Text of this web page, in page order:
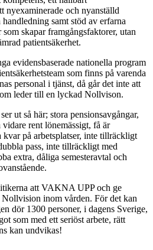
nyexaminerade och nyanställd
samt stöd av erfarna
skapar framgångsfaktorer, utan
patientsäkerhet.
evidensbaserade nationella program
som finns på varenda
personal i tjänst, då går det inte att
leder till en lyckad Nollvison.
ut så här; stora pensionsavgångar,
rent lönemässigt, få är
på arbetsplatser, inte tillräckligt
pass, inte tillräckligt med
extra, dåliga semesteravtal och
att VAKNA UPP och ge
inom vården. För det kan
dör 1300 personer, i dagens Sverige,
som med ett seriöst arbete, rätt
kan undvikas!